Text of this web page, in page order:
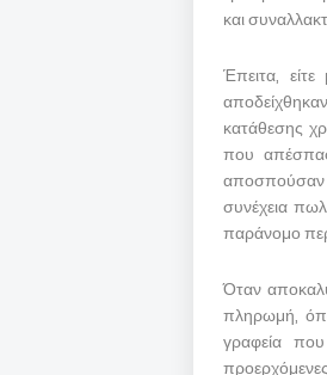
και
Έπειτα,
κατάθεσης
που
αποσπούσαν
συνέχεια
παράνομο
Όταν
πληρωμή,
γραφεία